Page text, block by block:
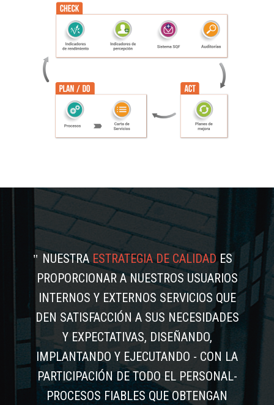
NUESTRAESTRATEGIA DE CALIDADES
PROPORCIONAR A NUESTROS USUARIOS
INTERNOS Y EXTERNOS SERVICIOS QUE
DEN SATISFACCIÓN A SUS NECESIDADES
Y EXPECTATIVAS, DISEÑANDO,
IMPLANTANDO Y EJECUTANDO - CON LA
PARTICIPACIÓN DE TODO EL PERSONAL-
PROCESOS FIABLES QUE OBTENGAN